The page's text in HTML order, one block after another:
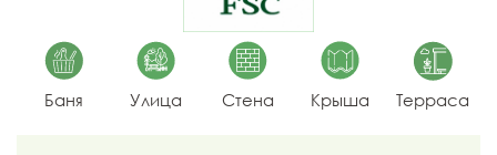
Баня Улица Стена Крыша Терраса